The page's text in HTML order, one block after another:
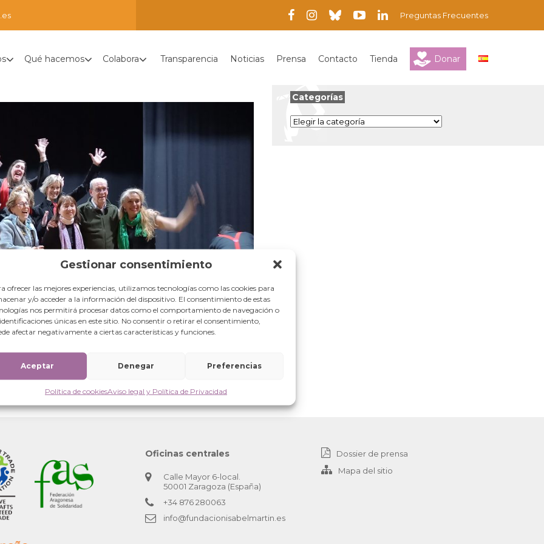
Gestionar consentimiento
ofrecer las mejores experiencias, utilizamos tecnologías como las cookies para
y/o acceder a la información del dispositivo. El consentimiento de estas
nos permitirá procesar datos como el comportamiento de navegación o
únicas en este sitio. No consentir o retirar el consentimiento,
afectar negativamente a ciertas características y funciones.
Aceptar Denegar Preferencias
Política de cookiesAviso legal y Política de Privacidad
Preguntas Frecuentes
Qué hacemos Colabora Transparencia Noticias Prensa Contacto Tienda Donar
Categorías
Categorías
Oficinas centrales
Calle Mayor 6-local.
50001 Zaragoza (España)
+34 876 280063
info@fundacionisabelmartin.es
Dossier de prensa
Mapa del sitio